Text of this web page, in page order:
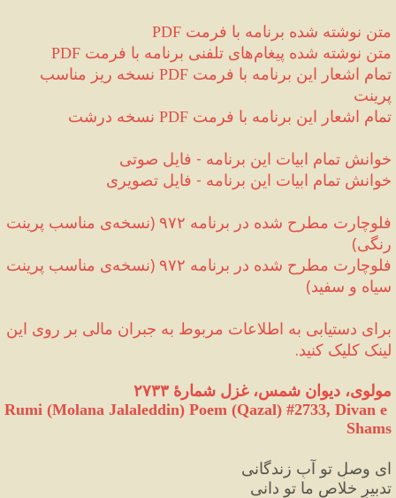
PDF متن نوشته شده برنامه با فرمت
PDF
متن نوشته شده پیغام‌های تلفنی برنامه با فرمت
تمام اشعار این برنامه با فرمت PDF
پرینت
تمام اشعار این برنامه با فرمت PDF نسخه درشت
خوانش تمام ابیات این برنامه - فایل صوتی
خوانش تمام ابیات این برنامه - فایل تصویری
فلوچارت مطرح شده در برنامه ۹۷۲
(
رنگی)
فلوچارت مطرح شده در برنامه ۹۷۲
(
سیاه و سفید)
لینک کلیک کنید.
مولوی، دیوان شمس، غزل شمارهٔ ۲۷۳۳
Rumi (Molana Jalaleddin) Poem (Qazal) #2733, Divan e
Shams
ای وصلِ تو آبِ زندگانی
تدبیرِ خلاصِ ما تو دانی